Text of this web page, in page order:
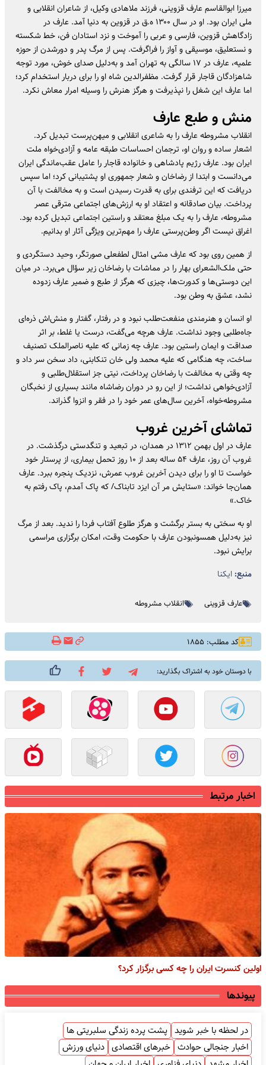
میرزا ابوالقاسم عارف قزوینی، فرزند ملاهادی وکیل، از شاعران انقلابی و
ملی ایران بود. او در سال ۱۳۰۰ ه.ق در قزوین به دنیا آمد. عارف در
زادگاهش قزوین، فارسی و عربی را آموخت و نزد استادان فن، خط شکسته
و نستعلیق، موسیقی و آواز را فراگرفت. پس از مرگ پدر و دورشدن از حوزه
علمیه، عارف در ۱۷ سالگی به تهران آمد و به‌دلیل صدای خوش، مورد توجه
شاهزادگان قاجار قرار گرفت. مظفرالدین شاه او را برای دربار استخدام کرد؛
اما عارف این شغل را نپذیرفت و هرگز هنرش را وسیله امرار معاش نکرد.
منش و طبع عارف
انقلاب مشروطه عارف را به شاعری انقلابی و میهن‌پرست تبدیل کرد.
اشعار ساده و روان او، ترجمان احساسات طبقه عامه و آزادی‌خواه ملت
ایران بود. عارف رژیم پادشاهی و خانواده قاجار را عامل عقب‌ماندگی ایران
می‌دانست و ابتدا از رضاخان و شعار جمهوری او پشتیبانی کرد؛ اما سپس
دریافت که این ترفندی برای به قدرت رسیدن است و به مخالفت با آن
پرداخت. بیان صادقانه و اعتقاد او به ارزش‌های اجتماعی مترقی عصر
مشروطه، عارف را به یک مبلغ معتقد و راستین اجتماعی تبدیل کرده بود.
اغراق نیست اگر وطن‌پرستی عارف را مهم‌ترین ویژگی آثار او بدانیم.
از همین روی بود که عارف مشی امثال لطفعلی صورتگر، وحید دستگردی و
حتی ملک‌الشعرای بهار را در مماشات با رضاخان زیر سؤال می‌برد. در میان
این دوستی‌ها و کدورت‌ها، چیزی که هرگز از طبع و ضمیر عارف زدوده
نشد، عشق به وطن بود.
او انسان و هنرمندی منفعت‌طلب نبود و در رفتار، گفتار و منش‌اش ذره‌ای
جاه‌طلبی وجود نداشت. عارف هرچه می‌گفت، درست یا غلط، بر اثر
صداقت و ایمان راستین بود. عارف چه زمانی که علیه ناصرالملک تصنیف
ساخت، چه هنگامی که علیه محمد ولی خان تنکابنی، داد سخن سر داد و
چه وقتی به مخالفت با رضاخان پرداخت، نیتی جز استقلال‌طلبی و
آزادی‌خواهی نداشت؛ از این رو در دوران رضاشاه مانند بسیاری از نخبگان
مشروطه‌خواه، آخرین سال‌های عمر خود را در فقر و انزوا گذراند.
تماشای آخرین غروب
عارف در اول بهمن ۱۳۱۲ در همدان، در تبعید و تنگدستی درگذشت. در
غروب آن روز، عارف ۵۴ ساله بعد از ۱۰ روز تحمل بیماری، از پرستار خود
خواست تا او را برای دیدن آخرین غروب عمرش، نزدیک پنجره ببرد. عارف
همان‌جا خواند: «ستایش مر آن ایزد تابناک/ که پاک آمدم، پاک رفتم به
خاک.»
او به سختی به بستر برگشت و هرگز طلوع آفتاب فردا را ندید. بعد از مرگ
نیز به‌دلیل همسونبودن عارف با حکومت وقت، امکان برگزاری مراسمی
برایش‌ نبود.
منبع: ایکنا
عارف قزوینی انقلاب مشروطه
کد مطلب: ۱۸۵۵
با دوستان خود به اشتراک بگذارید:
اخبار مرتبط
اولین کنسرت ایران را چه کسی برگزار کرد؟
پیوندها
در لحظه با خبر شوید پشت پرده زندگی سلبریتی ها
اخبار جنجالی حوادث خبرهای اقتصادی دنیای ورزش